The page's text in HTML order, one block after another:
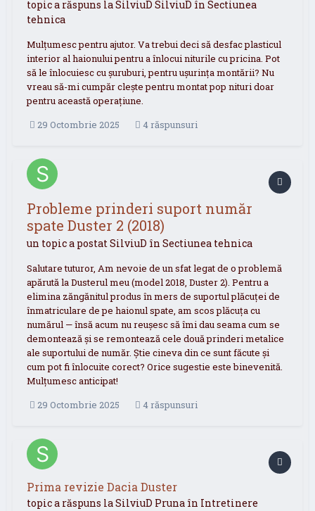
topic a răspuns laSilviuD SilviuD în Sectiunea
tehnica
Mulțumesc pentru ajutor. Va trebui deci să desfac plasticul
interior al haionului pentru a înlocui niturile cu pricina. Pot
să le înlocuiesc cu șuruburi, pentru ușurința montării? Nu
vreau să-mi cumpăr clește pentru montat pop nituri doar
pentru această operațiune.
29 Octombrie 2025
4 răspunsuri
Probleme prinderi suport număr
spate Duster 2 (2018)
un topic a postatSilviuD în Sectiunea tehnica
Salutare tuturor, Am nevoie de un sfat legat de o problemă
apărută la Dusterul meu (model 2018, Duster 2). Pentru a
elimina zăngănitul produs în mers de suportul plăcuței de
înmatriculare de pe haionul spate, am scos plăcuța cu
numărul — însă acum nu reușesc să îmi dau seama cum se
demontează și se remontează cele două prinderi metalice
ale suportului de număr. Știe cineva din ce sunt făcute și
cum pot fi înlocuite corect? Orice sugestie este binevenită.
Mulțumesc anticipat!
29 Octombrie 2025
4 răspunsuri
Prima revizie Dacia Duster
topic a răspuns laSilviuD Pruna în Intretinere